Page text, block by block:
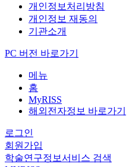
개인정보처리방침
개인정보 재동의
기관소개
PC 버전 바로가기
메뉴
홈
MyRISS
해외전자정보 바로가기
로그인
회원가입
학술연구정보서비스 검색